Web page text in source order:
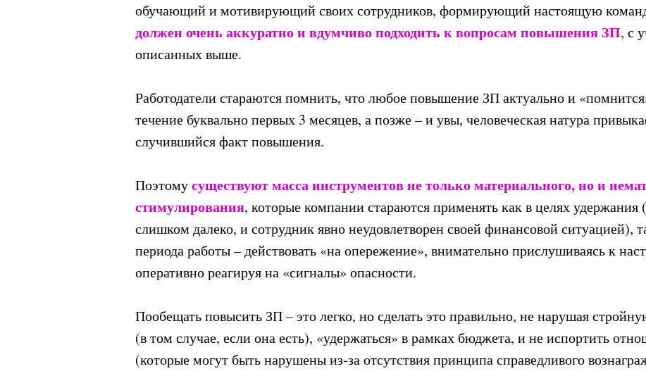
обучающий и мотивирующий своих сотрудников, формирующий настоящую
должен очень аккуратно и вдумчиво подходить к вопросам повышения ЗП, с
описанных выше.
Работодатели стараются помнить, что любое повышение ЗП актуально и
течение буквально первых 3 месяцев, а позже – и увы, человеческая натура
случившийся факт повышения.
Поэтомусуществуют масса инструментов не только материального, но и
стимулирования, которые компании стараются применять как в целях удержания
слишком далеко, и сотрудник явно неудовлетворен своей финансовой ситуацией),
периода работы – действовать «на опережение», внимательно прислушиваясь к
оперативно реагируя на «сигналы» опасности.
Пообещать повысить ЗП – это легко, но сделать это правильно, не нарушая
(в том случае, если она есть), «удержаться» в рамках бюджета, и не испортить
(которые могут быть нарушены из-за отсутствия принципа справедливого